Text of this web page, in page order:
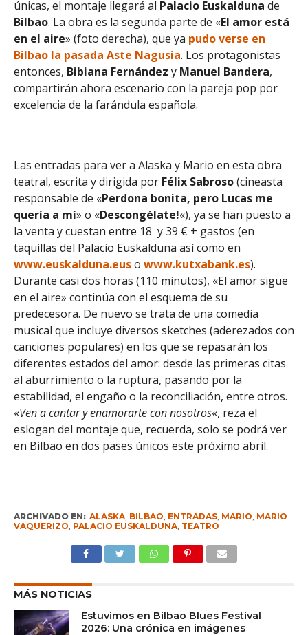
únicas, el montaje llegará al Palacio Euskalduna de
Bilbao. La obra es la segunda parte de «El amor está
en el aire» (foto derecha), que ya pudo verse en
Bilbao la pasada Aste Nagusia. Los protagonistas
entonces, Bibiana Fernández y Manuel Bandera,
compartirán ahora escenario con la pareja pop por
excelencia de la farándula española.
Las entradas para ver a Alaska y Mario en esta obra
teatral, escrita y dirigida por Félix Sabroso(cineasta
responsable de «Perdona bonita, pero Lucas me
quería a mí» o «Descongélate!«), ya se han puesto a
la venta y cuestan entre 18 y 39 € + gastos (en
taquillas del Palacio Euskalduna así como en
www.euskalduna.euso www.kutxabank.es).
Durante casi dos horas (110 minutos), «El amor sigue
en el aire» continúa con el esquema de su
predecesora. De nuevo se trata de una comedia
musical que incluye diversos sketches (aderezados con
canciones populares) en los que se repasarán los
diferentes estados del amor: desde las primeras citas
al aburrimiento o la ruptura, pasando por la
estabilidad, el engaño o la reconciliación, entre otros.
«Ven a cantar y enamorarte con nosotros«, reza el
eslogan del montaje que, recuerda, solo se podrá ver
en Bilbao en dos pases únicos este próximo abril.
ARCHIVADO EN: ALASKA, BILBAO ENTRADAS, MARIO MARIO
VAQUERIZO PALACIO EUSKALDUNA, TEATRO
MÁS NOTICIAS
Estuvimos en Bilbao Blues Festival
2026: Una crónica en imágenes